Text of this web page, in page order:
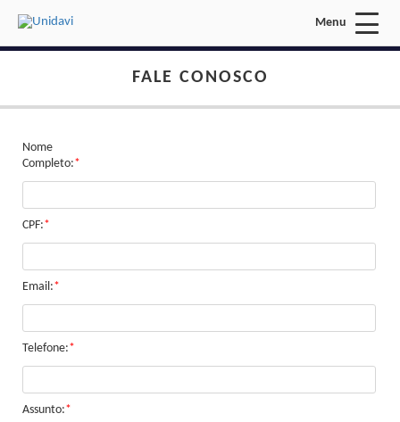
ENTRAR
Esqueci a minha senha
INÍCIO
FALE CONOSCO
Menu
FALE CONOSCO
Nome
Completo:*
CPF:*
Email:*
Telefone:*
Assunto:*